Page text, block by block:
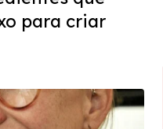
para criar